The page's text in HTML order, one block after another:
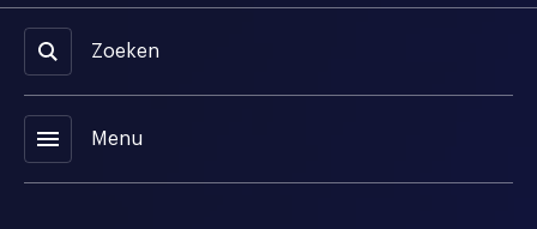
Zoeken
menu Menu